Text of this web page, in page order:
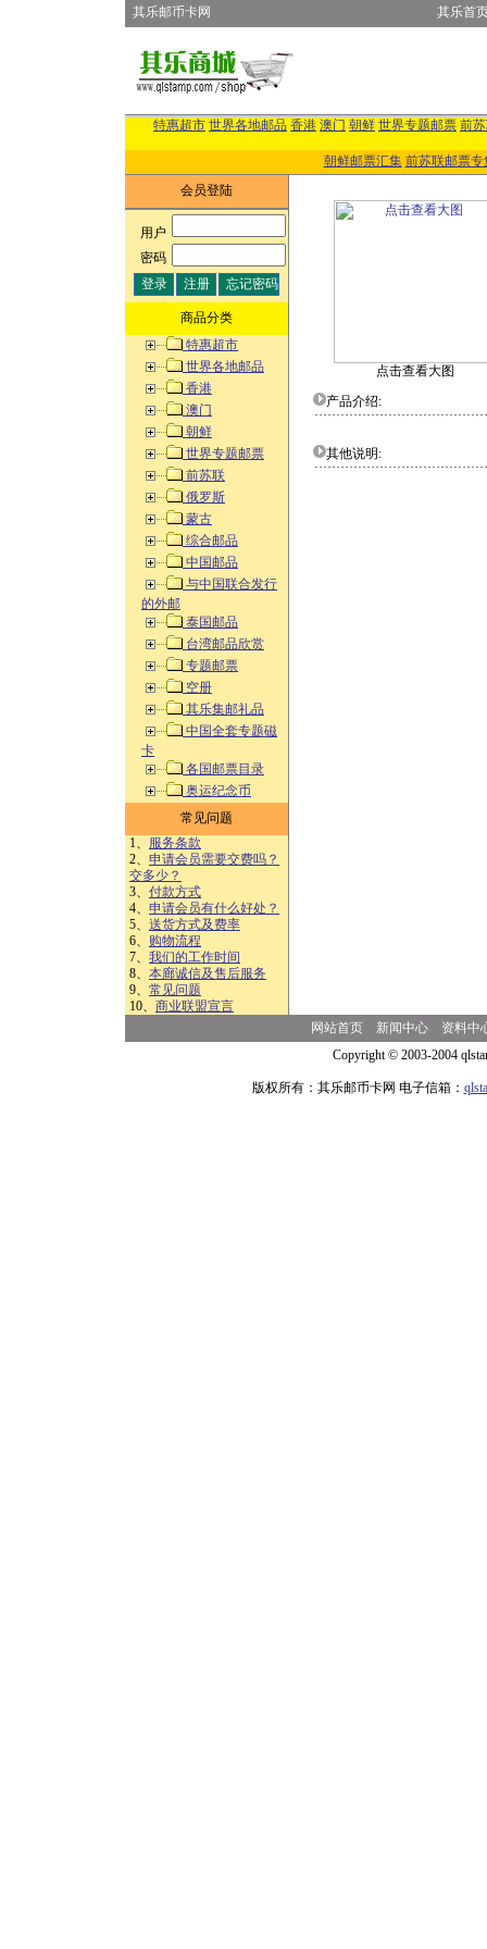
其乐邮币卡网 其乐首
特惠超市 世界各地邮品 香港 澳门 朝鲜 世界专题邮票 前
朝鲜邮票汇集 前苏联邮票专
会员登陆
用户:
密码:
商品分类
特惠超市
世界各地邮品
香港
澳门
朝鲜
世界专题邮票
前苏联
俄罗斯
蒙古
综合邮品
中国邮品
与中国联合发行
的外邮
泰国邮品
台湾邮品欣赏
专题邮票
空册
其乐集邮礼品
中国全套专题磁
卡
各国邮票目录
奥运纪念币
常见问题
1、 服务条款
2、 申请会员需要交费吗？
交多少？
3、 付款方式
4、 申请会员有什么好处？
5、 送货方式及费率
6、 购物流程
7、 我们的工作时间
8、 本廊诚信及售后服务
9、 常见问题
10、 商业联盟宣言
点击查看大图
产品介绍:
其他说明:
网站首页 新闻中心
资料中
Copyright © 2003-2004
版权所有：其乐邮币卡网 电子信箱：